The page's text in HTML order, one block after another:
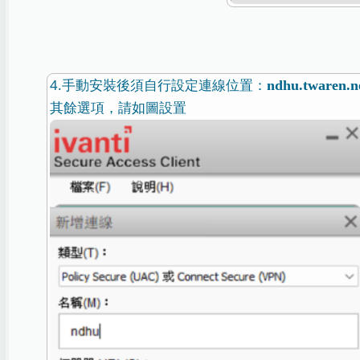
4.手動安裝後須自行設定連線位置：
其餘選項，請如圖設置